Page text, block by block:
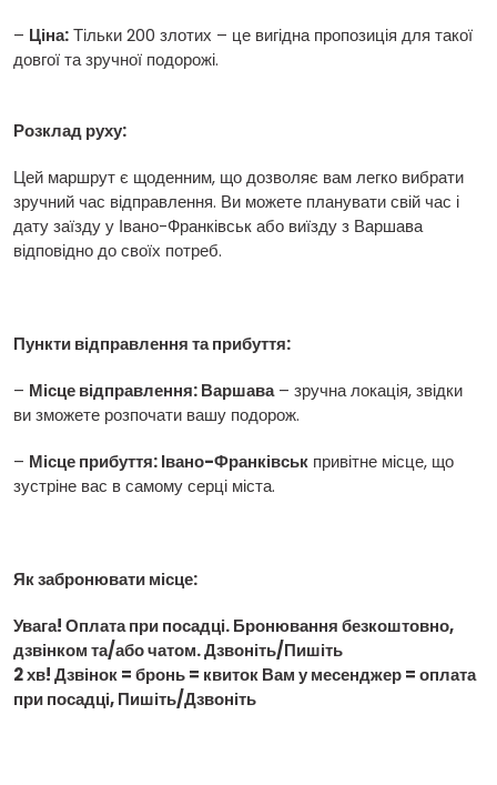
– Ціна:Тільки 200 злотих – це вигідна пропозиція для такої
довгої та зручної подорожі.
Розклад руху:
Цей маршрут є щоденним, що дозволяє вам легко вибрати
зручний час відправлення. Ви можете планувати свій час і
дату заїзду у Івано-Франківськ або виїзду з Варшава
відповідно до своїх потреб.
Пункти відправлення та прибуття:
– Місце відправлення: Варшава– зручна локація, звідки
ви зможете розпочати вашу подорож.
– Місце прибуття: Івано-Франківськ привітне місце, що
зустріне вас в самому серці міста.
Як забронювати місце:
Увага! Оплата при посадці. Бронювання безкоштовно,
дзвінком та/або чатом. Дзвоніть/Пишіть
2 хв! Дзвінок = бронь = квиток Вам у месенджер = оплата
при посадці, Пишіть/Дзвоніть